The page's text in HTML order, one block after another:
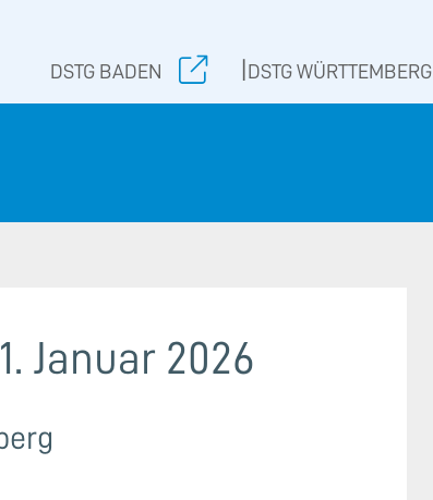
DSTG BADEN DSTG WÜRTTEMBERG
Januar 2026